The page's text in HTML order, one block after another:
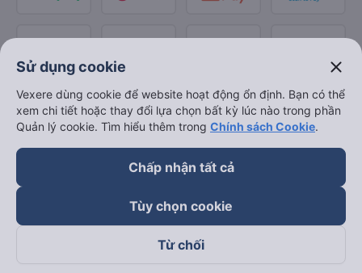
Sử dụng cookie close
Vexere dùng cookie để website hoạt động ổn định. Bạn có thể
xem chi tiết hoặc thay đổi lựa chọn bất kỳ lúc nào trong phần
Quản lý cookie. Tìm hiểu thêm trong Chính sách Cookie.
Chấp nhận tất cả
Tùy chọn cookie
Từ chối